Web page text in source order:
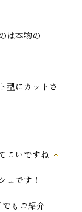
は本物の
型にカットさ
こいですね
ュです！
でもご紹介